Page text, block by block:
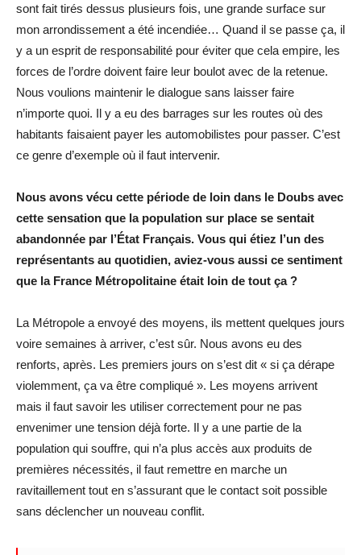
sont fait tirés dessus plusieurs fois, une grande surface sur
mon arrondissement a été incendiée… Quand il se passe ça, il
y a un esprit de responsabilité pour éviter que cela empire, les
forces de l’ordre doivent faire leur boulot avec de la retenue.
Nous voulions maintenir le dialogue sans laisser faire
n’importe quoi. Il y a eu des barrages sur les routes où des
habitants faisaient payer les automobilistes pour passer. C’est
ce genre d’exemple où il faut intervenir.
Nous avons vécu cette période de loin dans le Doubs avec
cette sensation que la population sur place se sentait
abandonnée par l’État Français. Vous qui étiez l’un des
représentants au quotidien, aviez-vous aussi ce sentiment
que la France Métropolitaine était loin de tout ça ?
La Métropole a envoyé des moyens, ils mettent quelques jours
voire semaines à arriver, c’est sûr. Nous avons eu des
renforts, après. Les premiers jours on s’est dit « si ça dérape
violemment, ça va être compliqué ». Les moyens arrivent
mais il faut savoir les utiliser correctement pour ne pas
envenimer une tension déjà forte. Il y a une partie de la
population qui souffre, qui n’a plus accès aux produits de
premières nécessités, il faut remettre en marche un
ravitaillement tout en s’assurant que le contact soit possible
sans déclencher un nouveau conflit.